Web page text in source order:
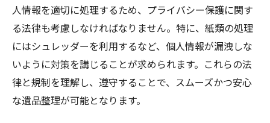
ーション
整理の進行をスムーズにするための工夫
専門家によるサポートとカウンセリング
ストレスを最小限にするための進行管理
遺族の声を反映した柔軟なプランニング
人情報を適切に処理するため、プライバシー保護に関す
る法律も考慮しなければなりません。特に、紙類の処理
にはシュレッダーを利用するなど、個人情報が漏洩しな
いように対策を講じることが求められます。これらの法
律と規制を理解し、遵守することで、スムーズかつ安心
な遺品整理が可能となります。